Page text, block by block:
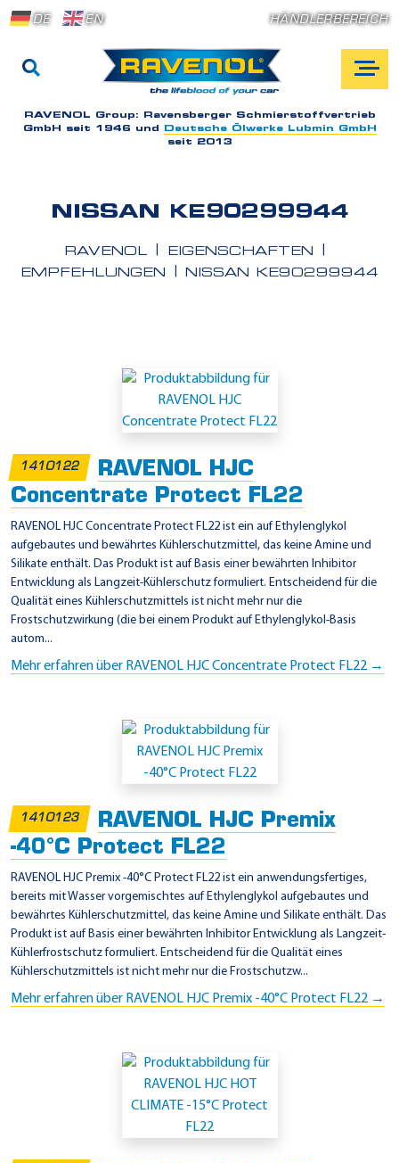
DE EN HÄNDLERBEREICH
RAVENOL Group: Ravensberger Schmierstoffvertrieb
GmbH seit 1946 und
Deutsche Ölwerke Lubmin GmbH
seit 2013
NISSAN KE90299944
RAVENOL
EIGENSCHAFTEN
EMPFEHLUNGEN
NISSAN KE90299944
s
a
t
z
g
e
b
i
t
s
s
a
n
K
E
9
0
2
1410122
RAVENOL HJC
Concentrate Protect FL22
RAVENOL HJC Concentrate Protect FL22 ist ein auf Ethylenglykol
aufgebautes und bewährtes Kühlerschutzmittel, das keine Amine und
Silikate enthält. Das Produkt ist auf Basis einer bewährten Inhibitor
Entwicklung als Langzeit-Kühlerschutz formuliert. Entscheidend für die
Qualität eines Kühlerschutzmittels ist nicht mehr nur die
Frostschutzwirkung (die bei einem Produkt auf Ethylenglykol-Basis
autom...
Mehr erfahren über RAVENOL HJC Concentrate Protect FL22 →
1410123
RAVENOL HJC Premix
-40°C Protect FL22
RAVENOL HJC Premix -40°C Protect FL22 ist ein anwendungsfertiges,
bereits mit Wasser vorgemischtes auf Ethylenglykol aufgebautes und
bewährtes Kühlerschutzmittel, das keine Amine und Silikate enthält. Das
Produkt ist auf Basis einer bewährten Inhibitor Entwicklung als Langzeit-
Kühlerfrostschutz formuliert. Entscheidend für die Qualität eines
Kühlerschutzmittels ist nicht mehr nur die Frostschutzw...
Mehr erfahren über RAVENOL HJC Premix -40°C Protect FL22 →